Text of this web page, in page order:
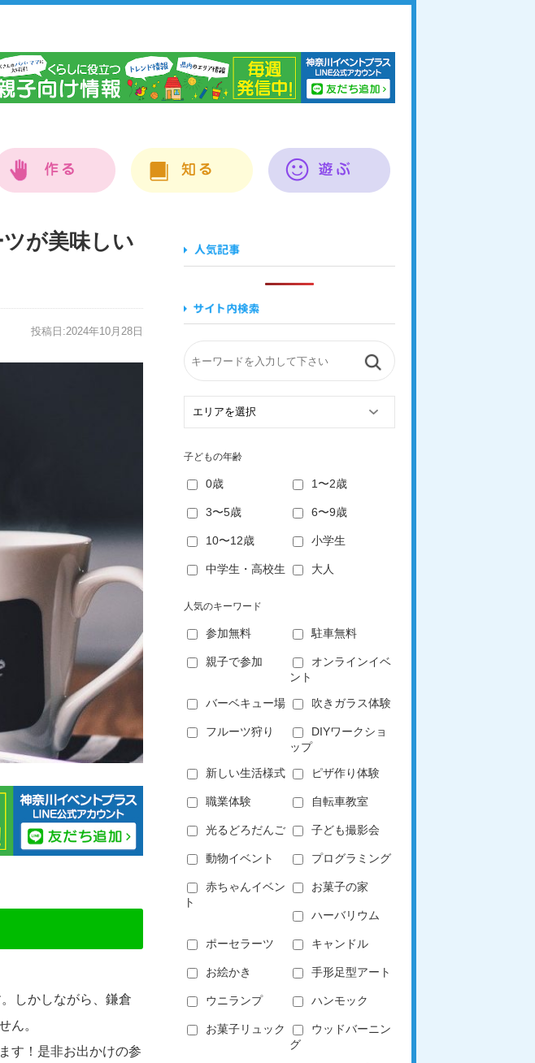
が美味しい
投稿日:2024年10月28日
しかしながら、鎌倉
ん。
す！是非お出かけの参
子どもの年齢
0歳 1〜2歳
3〜5歳 6〜9歳
10〜12歳 小学生
中学生・高校生 大人
人気のキーワード
参加無料 駐車無料
親子で参加
オンラインイベ
ント
バーベキュー場 吹きガラス体験
フルーツ狩り
DIYワークショ
ップ
新しい生活様式 ピザ作り体験
職業体験 自転車教室
光るどろだんご 子ども撮影会
動物イベント プログラミング
赤ちゃんイベン
ト
お菓子の家
ハーバリウム
ポーセラーツ キャンドル
お絵かき 手形足型アート
ウニランプ ハンモック
お菓子リュック
ウッドバーニン
グ